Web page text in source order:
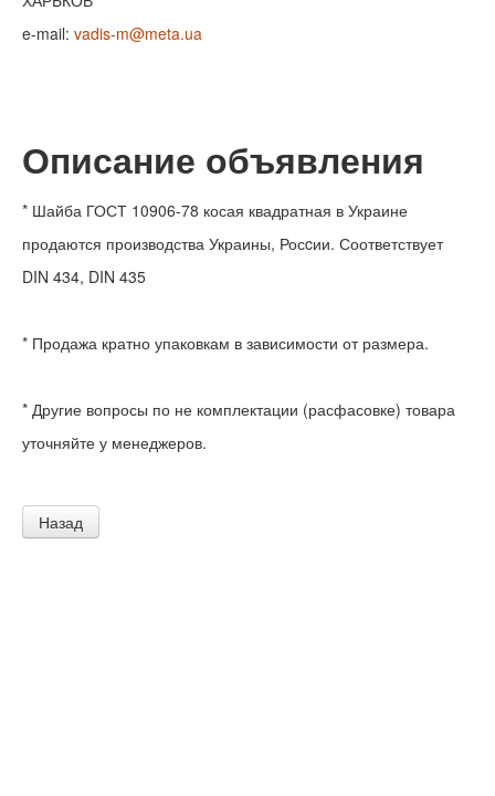
e-mail: vadis-m@meta.ua
Описание объявления
* Шайба ГОСТ 10906-78 косая квадратная в Украине
продаются производства Украины, Росcии. Соответствует
DIN 434, DIN 435
* Продажа кратно упаковкам в зависимости от размера.
* Другие вопросы по не комплектации (расфасовке) товара
уточняйте у менеджеров.
Назад